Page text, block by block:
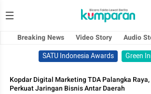
Breaking News Video Story Audio
SATU Indonesia Awards
Green
Kopdar Digital Marketing TDA Palangka Raya,
Perkuat Jaringan Bisnis Antar Daerah